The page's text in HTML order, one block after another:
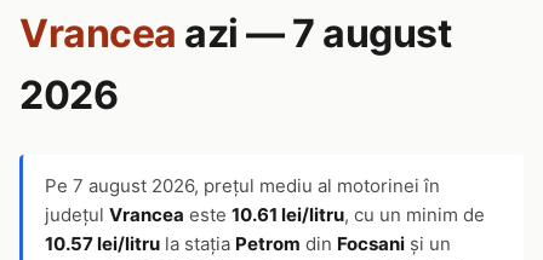
Vrancea azi — 7 august
2026
Pe 7 august 2026, prețul mediu al motorinei în
județul Vrancea este 10.61 lei/litru, cu un minim de
10.57 lei/litru la stația Petrom din Focsani și un